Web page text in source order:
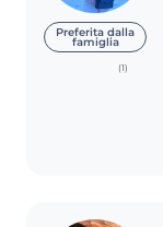
Preferita dalla
famiglia
(1)